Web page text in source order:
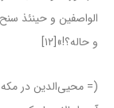
الواصفین و حینئذ
و حاله؟!»[۱۲]
(= محیی‌الدین در